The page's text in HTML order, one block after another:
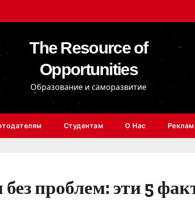
The Resource of
Opportunities
Образование и саморазвитие
Студентам О Нас
проблем: эти 5